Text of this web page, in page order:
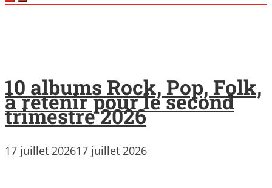
10 albums Rock, Pop, Folk,
à retenir pour le second
trimestre 2026
17 juillet 202617 juillet 2026